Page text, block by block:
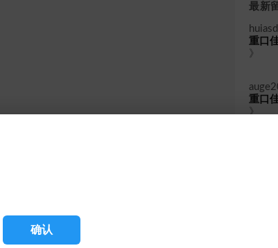
确认
最新
huiasd
重口
》
重口
》
重口